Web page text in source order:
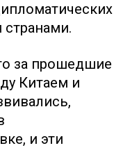
за прошедшие
Китаем и
и эти